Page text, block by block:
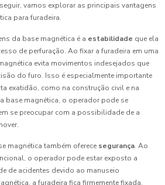
vamos explorar as principais vantagens
para furadeira.
da base magnética é a estabilidade que ela
de perfuração. Ao fixar a furadeira em uma
evita movimentos indesejados que
do furo. Isso é especialmente importante
exatidão, como na construção civil e na
base magnética, o operador pode se
se preocupar com a possibilidade de a
magnética também oferece segurança. Ao
o operador pode estar exposto a
de acidentes devido ao manuseio
a furadeira fica firmemente fixada,